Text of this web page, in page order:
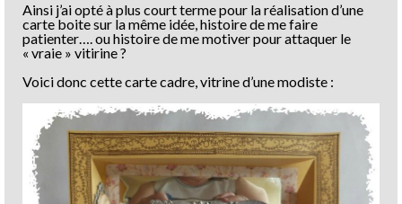
Ainsi j’ai opté à plus court terme pour la réalisation d’une
carte boite sur la même idée, histoire de me faire
patienter…. ou histoire de me motiver pour attaquer le
« vraie » vitirine ?
Voici donc cette carte cadre, vitrine d’une modiste :